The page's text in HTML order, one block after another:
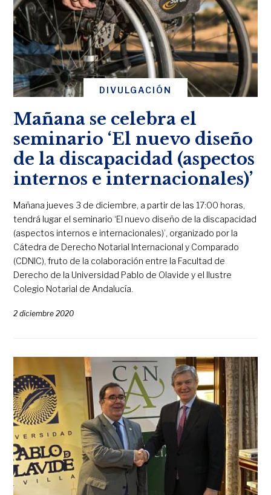
DIVULGACIÓN
Mañana se celebra el
seminario ‘El nuevo diseño
de la discapacidad (aspectos
internos e internacionales)’
Mañana jueves 3 de diciembre, a partir de las 17:00 horas,
tendrá lugar el seminario ‘El nuevo diseño de la discapacidad
(aspectos internos e internacionales)’, organizado por la
Cátedra de Derecho Notarial Internacional y Comparado
(CDNIC), fruto de la colaboración entre la Facultad de
Derecho de la Universidad Pablo de Olavide y el Ilustre
Colegio Notarial de Andalucía.
2 diciembre 2020